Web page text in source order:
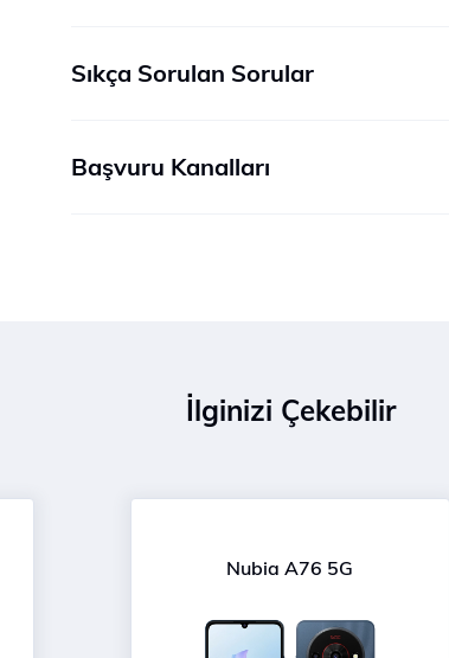
Sıkça Sorulan Sorular
Başvuru Kanalları
İlginizi Çekebilir
Nubia A76 5G